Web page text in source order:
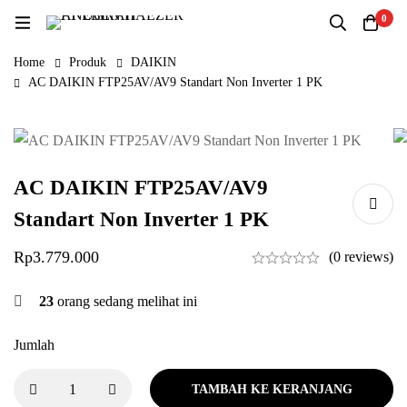
0
Home Produk
DAIKIN
AC DAIKIN FTP25AV/AV9 Standart Non Inverter 1 PK
AC DAIKIN FTP25AV/AV9
Standart Non Inverter 1 PK
Rp3.779.000 (0 reviews)
23 orang sedang melihat ini
Jumlah
TAMBAH KE KERANJANG